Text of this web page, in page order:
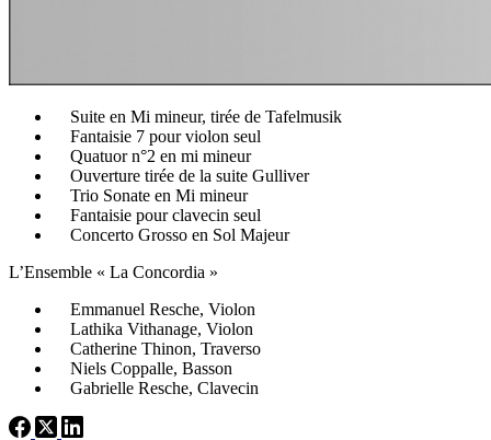
Suite en Mi mineur, tirée de Tafelmusik
Fantaisie 7 pour violon seul
Quatuor n°2 en mi mineur
Ouverture tirée de la suite Gulliver
Trio Sonate en Mi mineur
Fantaisie pour clavecin seul
Concerto Grosso en Sol Majeur
L’Ensemble « La Concordia »
Emmanuel Resche, Violon
Lathika Vithanage, Violon
Catherine Thinon, Traverso
Niels Coppalle, Basson
Gabrielle Resche, Clavecin